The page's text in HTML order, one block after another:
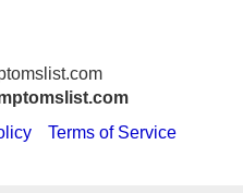
Terms of Service